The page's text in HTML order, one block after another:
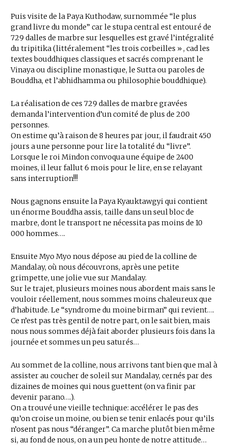
Puis visite de la Paya Kuthodaw, surnommée “le plus
grand livre du monde” car le stupa central est entouré de
729 dalles de marbre sur lesquelles est gravé l’intégralité
du tripitika (littéralement “les trois corbeilles » , cad les
textes bouddhiques classiques et sacrés comprenant le
Vinaya ou discipline monastique, le Sutta ou paroles de
Bouddha, et l’abhidhamma ou philosophie bouddhique).
La réalisation de ces 729 dalles de marbre gravées
demanda l’intervention d’un comité de plus de 200
personnes.
On estime qu’à raison de 8 heures par jour, il faudrait 450
jours a une personne pour lire la totalité du “livre”.
Lorsque le roi Mindon convoqua une équipe de 2400
moines, il leur fallut 6 mois pour le lire, en se relayant
sans interruption!!!
Nous gagnons ensuite la Paya Kyauktawgyi qui contient
un énorme Bouddha assis, taille dans un seul bloc de
marbre, dont le transport ne nécessita pas moins de 10
000 hommes….
Ensuite Myo Myo nous dépose au pied de la colline de
Mandalay, où nous découvrons, après une petite
grimpette, une jolie vue sur Mandalay.
Sur le trajet, plusieurs moines nous abordent mais sans le
vouloir réellement, nous sommes moins chaleureux que
d’habitude. Le “syndrome du moine birman” qui revient….
Ce n’est pas très gentil de notre part, on le sait bien, mais
nous nous sommes déjà fait aborder plusieurs fois dans la
journée et sommes un peu saturés…
Au sommet de la colline, nous arrivons tant bien que mal à
assister au coucher de soleil sur Mandalay, cernés par des
dizaines de moines qui nous guettent (on va finir par
devenir parano….).
On a trouvé une vieille technique: accélérer le pas des
qu’on croise un moine, ou bien se tenir enlacés pour qu’ils
n’osent pas nous “déranger”. Ca marche plutôt bien même
si, au fond de nous, on a un peu honte de notre attitude…